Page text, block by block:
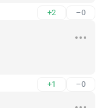
+2 –0
+1 –0